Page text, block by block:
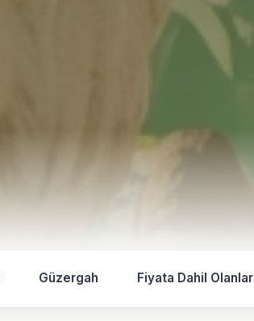
Güzergah Fiyata Dahil Olanlar